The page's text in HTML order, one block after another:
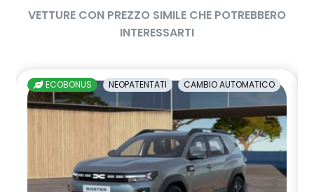
VETTURE CON PREZZO SIMILE CHE POTREBBERO
INTERESSARTI
ECOBONUS NEOPATENTATI CAMBIO AUTOMATICO